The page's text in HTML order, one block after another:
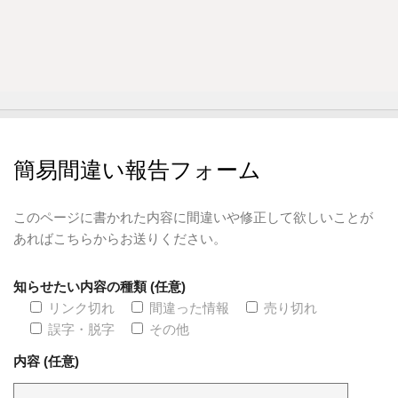
簡易間違い報告フォーム
このページに書かれた内容に間違いや修正して欲しいことが
あればこちらからお送りください。
知らせたい内容の種類 (任意)
リンク切れ
間違った情報
売り切れ
誤字・脱字
その他
内容 (任意)